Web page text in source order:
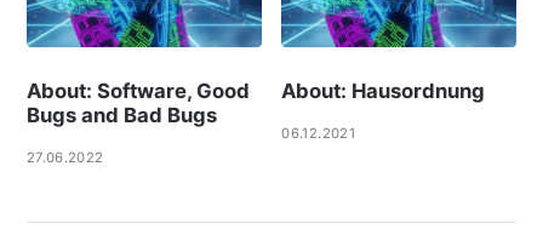
About: Software, Good
Bugs and Bad Bugs
27.06.2022
About: Hausordnung
06.12.2021